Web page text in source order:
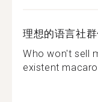
理想的语言社
Who won't sell
existent